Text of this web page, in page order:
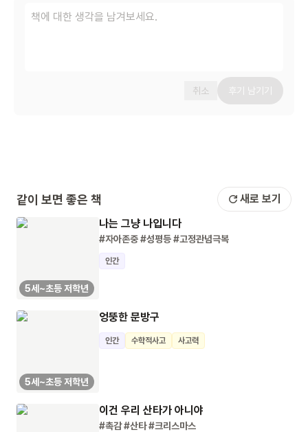
취소 후기 남기기
같이 보면 좋은 책 새로 보기
5세~초등 저학년
나는 그냥 나입니다
#자아존중#성평등#고정관념극복
인간
5세~초등 저학년
엉뚱한 문방구
인간 수학적사고 사고력
이건 우리 산타가 아니야
#촉감#산타#크리스마스